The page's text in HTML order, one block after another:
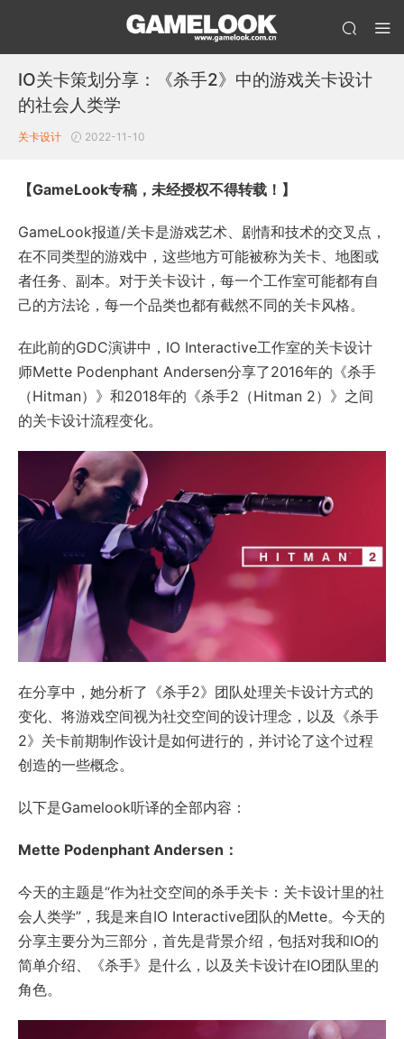
IO关卡策划分享：《杀手2》中的游戏关卡设计
的社会人类学
关卡设计 2022-11-10
【GameLook专稿，未经授权不得转载！】
GameLook报道/关卡是游戏艺术、剧情和技术的交叉点，
在不同类型的游戏中，这些地方可能被称为关卡、地图或
者任务、副本。对于关卡设计，每一个工作室可能都有自
己的方法论，每一个品类也都有截然不同的关卡风格。
在此前的GDC演讲中，IO Interactive工作室的关卡设计
师Mette Podenphant Andersen分享了2016年的《杀手
（Hitman）》和2018年的《杀手2（Hitman 2）》之间
的关卡设计流程变化。
在分享中，她分析了《杀手2》团队处理关卡设计方式的
变化、将游戏空间视为社交空间的设计理念，以及《杀手
2》关卡前期制作设计是如何进行的，并讨论了这个过程
创造的一些概念。
以下是Gamelook听译的全部内容：
Mette Podenphant Andersen：
今天的主题是“作为社交空间的杀手关卡：关卡设计里的社
会人类学”，我是来自IO Interactive团队的Mette。今天的
分享主要分为三部分，首先是背景介绍，包括对我和IO的
简单介绍、《杀手》是什么，以及关卡设计在IO团队里的
角色。